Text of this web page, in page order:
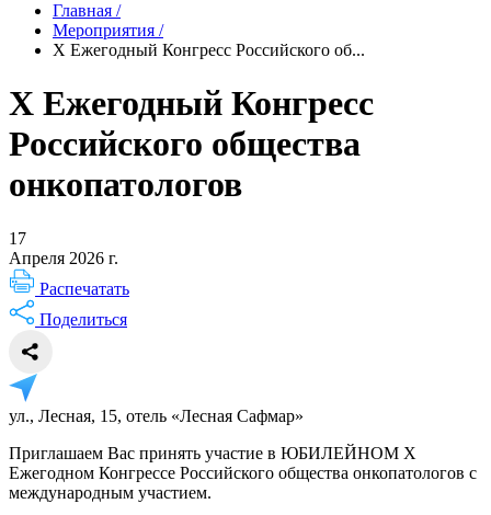
Главная /
Мероприятия /
X Ежегодный Конгресс Российского об...
X Ежегодный Конгресс
Российского общества
онкопатологов
17
Апреля 2026 г.
Распечатать
Поделиться
ул., Лесная, 15, отель «Лесная Сафмар»
Приглашаем Вас принять участие в ЮБИЛЕЙНОМ X
Ежегодном Конгрессе Российского общества онкопатологов с
международным участием.